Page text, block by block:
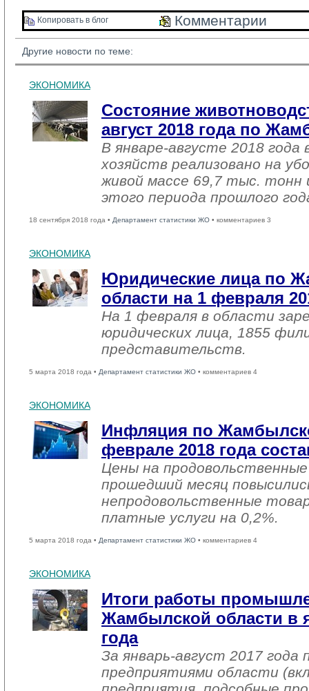
Копировать в блог Комментарии
Другие новости по теме:
ЭКОНОМИКА
Состояние
август 2018 года по
В январе-августе 2018 года
хозяйств реализовано на
живой массе 69,7 тыс. тонн
этого периода прошлого
18 сентября 2018 года • Департамент статистики ЖО • комментариев 3
ЭКОНОМИКА
Юридические лица по
области на 1 февраля
На 1 февраля в области
юридических лица, 1855
представительств.
5 марта 2018 года • Департамент статистики ЖО • комментариев 4
ЭКОНОМИКА
Инфляция по
феврале 2018 года
Цены на
прошедший месяц
непродовольственные
платные услуги на 0,2%.
5 марта 2018 года • Департамент статистики ЖО • комментариев 4
ЭКОНОМИКА
Итоги работы
Жамбылской области в
года
За январь-август 2017
предприятиями области